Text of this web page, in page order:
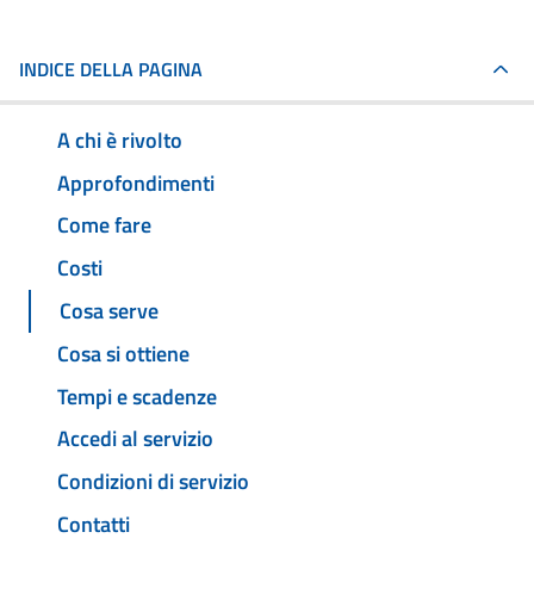
INDICE DELLA PAGINA
A chi è rivolto
Approfondimenti
Come fare
Costi
Cosa serve
Cosa si ottiene
Tempi e scadenze
Accedi al servizio
Condizioni di servizio
Contatti